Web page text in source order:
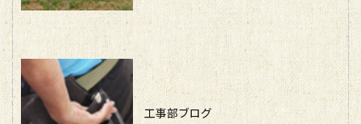
工事部ブログ